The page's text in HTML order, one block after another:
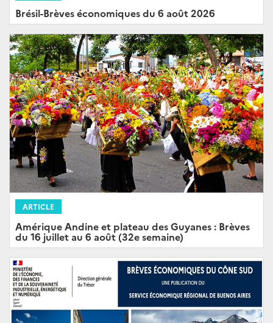
Brésil-Brèves économiques du 6 août 2026
ARTICLE
Amérique Andine et plateau des Guyanes : Brèves
du 16 juillet au 6 août (32e semaine)